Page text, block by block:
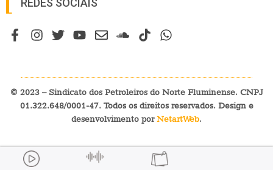
REDES SOCIAIS
© 2023 – Sindicato dos Petroleiros do Norte Fluminense. CNPJ
01.322.648/0001-47. Todos os direitos reservados. Design e
desenvolvimento porNetartWeb.